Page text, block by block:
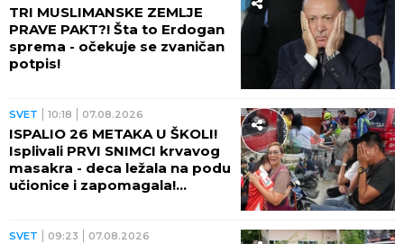
TRI MUSLIMANSKE ZEMLJE
PRAVE PAKT?! Šta to Erdogan
sprema - očekuje se zvaničan
potpis!
SVET 10:18 07.08.2026
ISPALIO 26 METAKA U ŠKOLI!
Isplivali PRVI SNIMCI krvavog
masakra - deca ležala na podu
učionice i zapomagala!
SVET 09:23 07.08.2026